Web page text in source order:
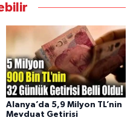
Alanya’da 5,9 Milyon TL’nin
Mevduat Getirisi